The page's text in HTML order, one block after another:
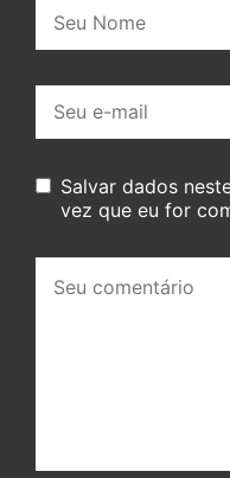
mail:
Salvar dados
vez que eu for
comentário: